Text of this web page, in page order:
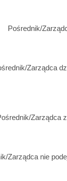
Pośrednik/
Zarządca
Zarządca
Zarządca nie